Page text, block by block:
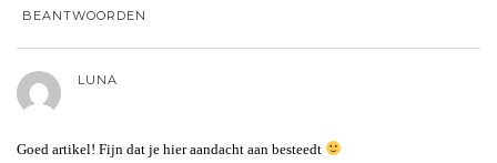
BEANTWOORDEN
LUNA
Goed artikel! Fijn dat je hier aandacht aan besteedt